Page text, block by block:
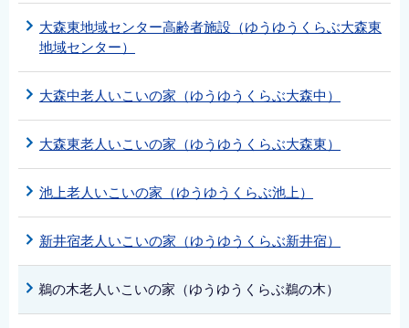
大森東地域センター高齢者施設（ゆうゆうくらぶ大森東
地域センター）
大森中老人いこいの家（ゆうゆうくらぶ大森中）
大森東老人いこいの家（ゆうゆうくらぶ大森東）
池上老人いこいの家（ゆうゆうくらぶ池上）
新井宿老人いこいの家（ゆうゆうくらぶ新井宿）
鵜の木老人いこいの家（ゆうゆうくらぶ鵜の木）